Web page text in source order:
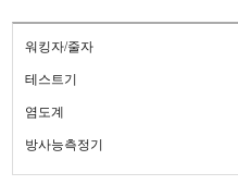
워킹자/줄자
테스트기
염도계
방사능측정기